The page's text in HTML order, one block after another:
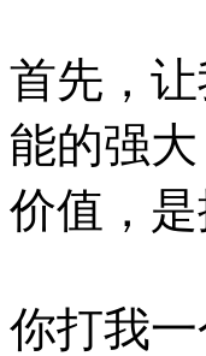
首先，
能的强
价值，
你打我